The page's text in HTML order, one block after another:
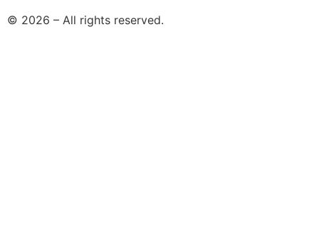
© 2026 – All rights reserved.